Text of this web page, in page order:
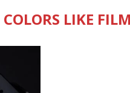
COLORS LIKE FILM